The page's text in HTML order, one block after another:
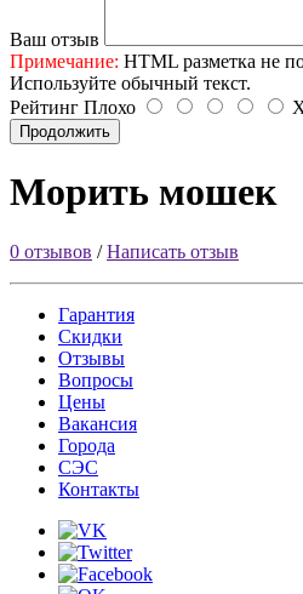
Ваш отзыв
Примечание: HTML разметка не
Используйте обычный текст.
Рейтинг Плохо
Продолжить
Морить мошек
0 отзывов /Написать отзыв
Гарантия
Скидки
Отзывы
Вопросы
Цены
Вакансия
Города
СЭС
Контакты